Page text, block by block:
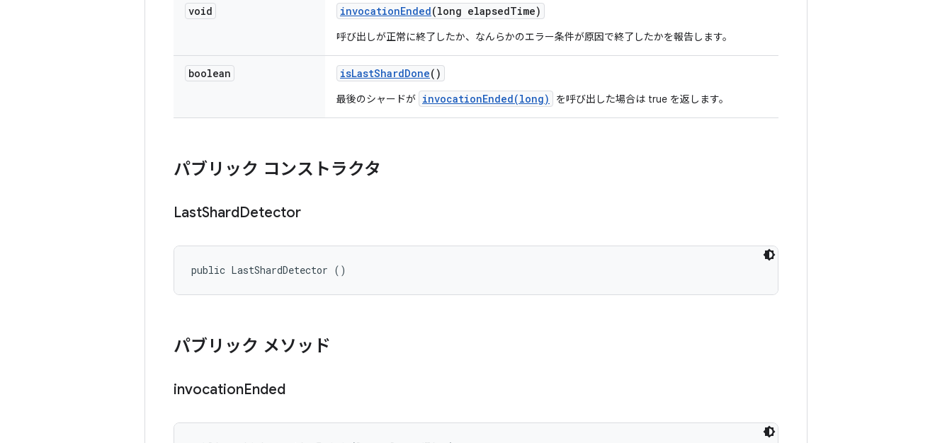
void invocationEnded(long elapsedTime)
呼び出しが正常に終了したか、なんらかのエラー条件が原因で終了したかを報告します。
boolean isLastShardDone()
最後のシャードが invocationEnded(long) を呼び出した場合は true を返します。
パブリック コンストラクタ
LastShardDetector
public LastShardDetector ()
パブリック メソッド
invocationEnded